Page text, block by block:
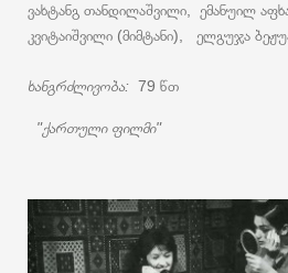
ვახტანგ თანდილაშვილი, ემანუილ
კვიტაიშვილი (მიმტანი), ელგუჯა
ხანგრძლივობა: 79 წთ
"ქართული ფილმი"